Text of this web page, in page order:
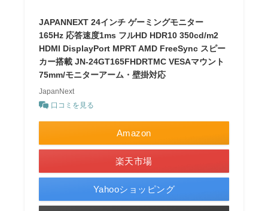
JAPANNEXT 24インチ ゲーミングモニター
165Hz 応答速度1ms フルHD HDR10 350cd/m2
HDMI DisplayPort MPRT AMD FreeSync スピー
カー搭載 JN-24GT165FHDRTMC VESAマウント
75mm/モニターアーム・壁掛対応
JapanNext
口コミを見る
Amazon
楽天市場
Yahooショッピング